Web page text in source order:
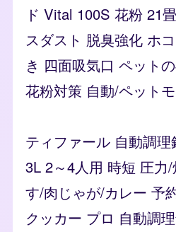
ド Vital 100S 花粉 21
スダスト 脱臭強化 ホ
き 四面吸気口 ペット
花粉対策 自動/ペット
ティファール 自動調
3L 2～4人用 時短 圧力
す/肉じゃが/カレー 予
クッカー プロ 自動調